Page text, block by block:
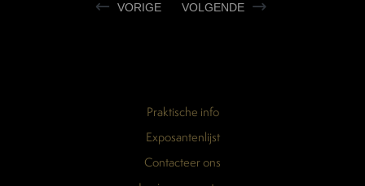
VORIGE VOLGENDE
Praktische info
Exposantenlijst
Contacteer ons